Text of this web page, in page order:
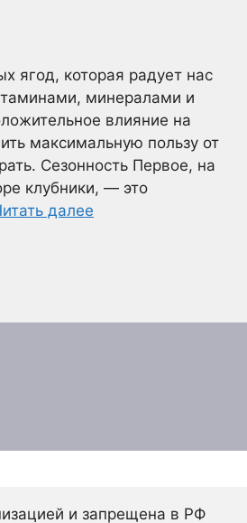
ягод, которая радует нас
минералами и
влияние на
максимальную пользу от
Сезонность Первое, на
клубники, — это
далее
и запрещена в РФ